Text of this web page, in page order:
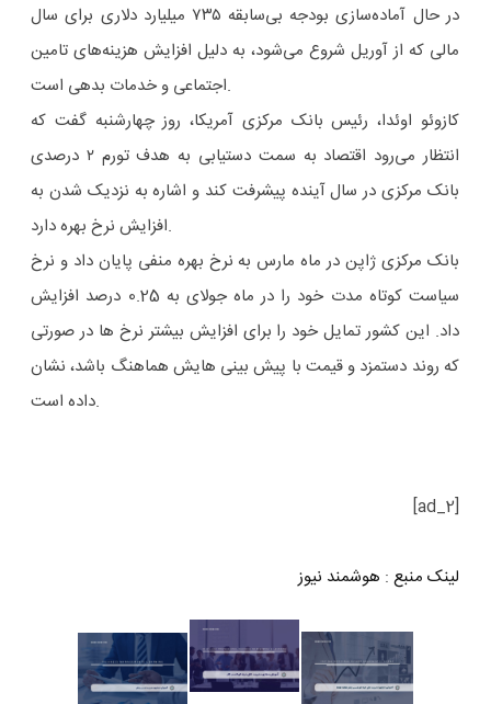
در حال آماده‌سازی بودجه بی‌سابقه ۷۳۵ میلیارد دلاری برای سال
مالی که از آوریل شروع می‌شود، به دلیل افزایش هزینه‌های تامین
اجتماعی و خدمات بدهی است.
کازوئو اوئدا، رئیس بانک مرکزی آمریکا، روز چهارشنبه گفت که
انتظار می‌رود اقتصاد به سمت دستیابی به هدف تورم ۲ درصدی
بانک مرکزی در سال آینده پیشرفت کند و اشاره به نزدیک شدن به
افزایش نرخ بهره دارد.
بانک مرکزی ژاپن در ماه مارس به نرخ بهره منفی پایان داد و نرخ
سیاست کوتاه مدت خود را در ماه جولای به 0.25 درصد افزایش
داد. این کشور تمایل خود را برای افزایش بیشتر نرخ ها در صورتی
که روند دستمزد و قیمت با پیش بینی هایش هماهنگ باشد، نشان
داده است.
[ad_2]
لینک منبع : هوشمند نیوز